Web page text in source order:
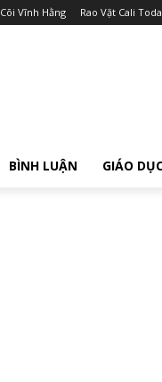
Cõi Vĩnh Hằng Rao Vặt Cali
BÌNH LUẬN GIÁO